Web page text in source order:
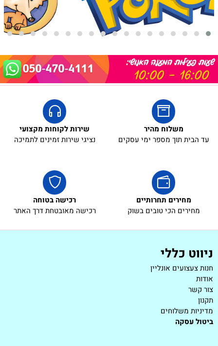
משלוח מהיר
עד הבית תוך מספר ימי עסקים
שירות לקוחות מקצועי
נציגי שירות זמינים לתמיכה
מחירים תחרותיים
מחירים הכי טובים בשוק
רכישה בטוחה
רכישה מאובטחת דרך האתר
ניווט כללי
חנות צעצועים אונליין
אודות
צור קשר
תקנון
מדיניות משלוחים
ביטול עסקה